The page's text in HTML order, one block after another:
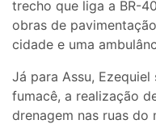
trecho que liga a BR-
obras de
cidade e uma
Já para Assu,
fumacê, a realização
drenagem nas ruas do